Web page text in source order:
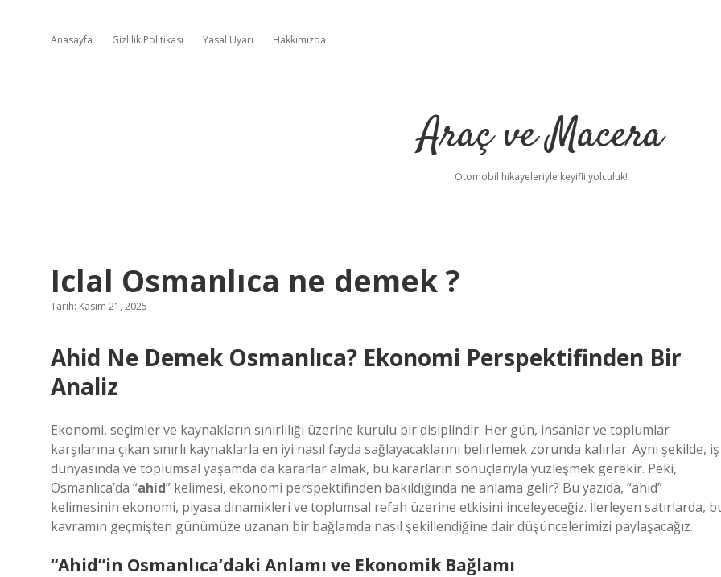
Anasayfa Gizlilik Politikası Yasal Uyarı Hakkımızda
Araç ve Macera
Otomobil hikayeleriyle keyifli yolculuk!
Iclal Osmanlıca ne demek ?
Tarih: Kasım 21, 2025
Ahid Ne Demek Osmanlıca? Ekonomi Perspektifinden Bir
Analiz
Ekonomi, seçimler ve kaynakların sınırlılığı üzerine kurulu bir disiplindir. Her gün, insanlar ve toplumlar
karşılarına çıkan sınırlı kaynaklarla en iyi nasıl fayda sağlayacaklarını belirlemek zorunda kalırlar. Aynı şekilde, iş
dünyasında ve toplumsal yaşamda da kararlar almak, bu kararların sonuçlarıyla yüzleşmek gerekir. Peki,
Osmanlıca’da “ahid” kelimesi, ekonomi perspektifinden bakıldığında ne anlama gelir? Bu yazıda, “ahid”
kelimesinin ekonomi, piyasa dinamikleri ve toplumsal refah üzerine etkisini inceleyeceğiz. İlerleyen satırlarda,
kavramın geçmişten günümüze uzanan bir bağlamda nasıl şekillendiğine dair düşüncelerimizi paylaşacağız.
“Ahid”in Osmanlıca’daki Anlamı ve Ekonomik Bağlamı